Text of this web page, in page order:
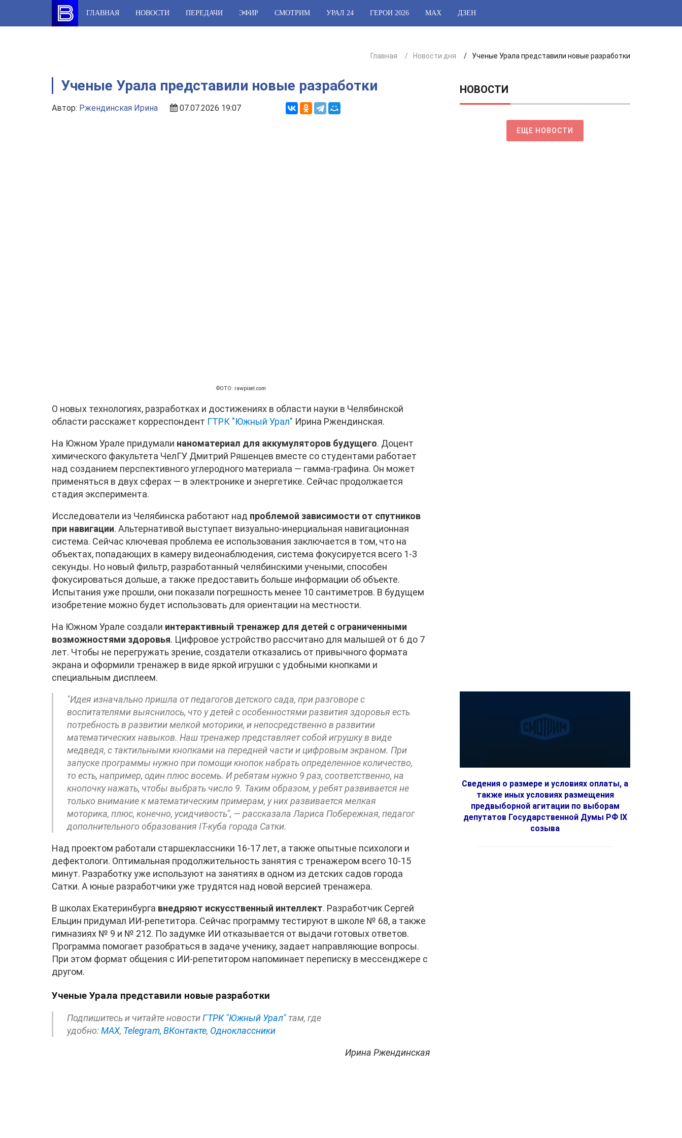
content
ГЛАВНАЯ НОВОСТИ ПЕРЕДАЧИ ЭФИР СМОТРИМ УРАЛ 24 ГЕРОИ 2026 МАХ ДЗЕН
Главная Новости дня Ученые Урала представили новые разработки
Ученые Урала представили новые разработки
Автор: Ржендинская Ирина 07.07.2026 19:07
ФОТО: rawpixel.com
О новых технологиях, разработках и достижениях в области науки в Челябинской
области расскажет корреспондент ГТРК "Южный Урал" Ирина Ржендинская.
На Южном Урале придумали наноматериал для аккумуляторов будущего. Доцент
химического факультета ЧелГУ Дмитрий Ряшенцев вместе со студентами работает
над созданием перспективного углеродного материала — гамма-графина. Он может
применяться в двух сферах — в электронике и энергетике. Сейчас продолжается
стадия эксперимента.
Исследователи из Челябинска работают над проблемой зависимости от спутников
при навигации. Альтернативой выступает визуально-инерциальная навигационная
система. Сейчас ключевая проблема ее использования заключается в том, что на
объектах, попадающих в камеру видеонаблюдения, система фокусируется всего 1-3
секунды. Но новый фильтр, разработанный челябинскими учеными, способен
фокусироваться дольше, а также предоставить больше информации об объекте.
Испытания уже прошли, они показали погрешность менее 10 сантиметров. В будущем
изобретение можно будет использовать для ориентации на местности.
На Южном Урале создали интерактивный тренажер для детей с ограниченными
возможностями здоровья. Цифровое устройство рассчитано для малышей от 6 до 7
лет. Чтобы не перегружать зрение, создатели отказались от привычного формата
экрана и оформили тренажер в виде яркой игрушки с удобными кнопками и
специальным дисплеем.
"Идея изначально пришла от педагогов детского сада, при разговоре с
воспитателями выяснилось, что у детей с особенностями развития здоровья есть
потребность в развитии мелкой моторики, и непосредственно в развитии
математических навыков. Наш тренажер представляет собой игрушку в виде
медведя, с тактильными кнопками на передней части и цифровым экраном. При
запуске программы нужно при помощи кнопок набрать определенное количество,
то есть, например, один плюс восемь. И ребятам нужно 9 раз, соответственно, на
кнопочку нажать, чтобы выбрать число 9. Таким образом, у ребят развивается не
только внимание к математическим примерам, у них развивается мелкая
моторика, плюс, конечно, усидчивость", — рассказала Лариса Побережная, педагог
дополнительного образования IT-куба города Сатки.
Над проектом работали старшеклассники 16-17 лет, а также опытные психологи и
дефектологи. Оптимальная продолжительность занятия с тренажером всего 10-15
минут. Разработку уже используют на занятиях в одном из детских садов города
Сатки. А юные разработчики уже трудятся над новой версией тренажера.
В школах Екатеринбурга внедряют искусственный интеллект. Разработчик Сергей
Ельцин придумал ИИ-репетитора. Сейчас программу тестируют в школе № 68, а также
гимназиях № 9 и № 212. По задумке ИИ отказывается от выдачи готовых ответов.
Программа помогает разобраться в задаче ученику, задает направляющие вопросы.
При этом формат общения с ИИ-репетитором напоминает переписку в мессенджере с
другом.
Ученые Урала представили новые разработки
Подпишитесь и читайте новостиГТРК "Южный Урал" там, где
удобно:МАХ, Telegram, ВКонтакте, Одноклассники
Ирина Ржендинская
НОВОСТИ
ЕЩЕ НОВОСТИ
Сведения о размере и условиях оплаты, а
также иных условиях размещения
предвыборной агитации по выборам
депутатов Государственной Думы РФ IX
созыва